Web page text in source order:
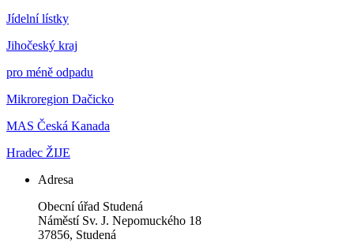
Jídelní lístky
Jihočeský kraj
pro méně odpadu
Mikroregion Dačicko
MAS Česká Kanada
Hradec ŽIJE
Adresa
Obecní úřad Studená
Náměstí Sv. J. Nepomuckého 18
37856, Studená